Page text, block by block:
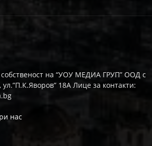
на “УОУ МЕДИА ГРУП” ООД с
18А Лице за контакти:
нас